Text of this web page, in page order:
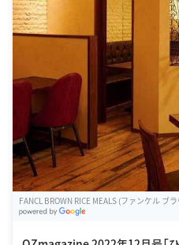
FANCL BROWN RICE MEALS (ファンケル ブ